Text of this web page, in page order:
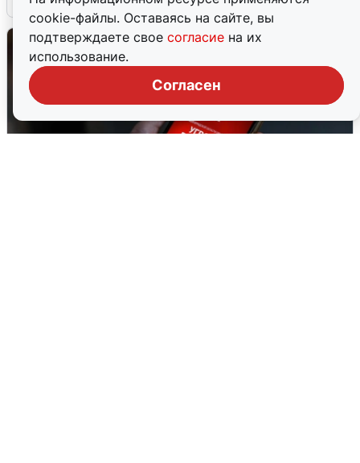
cookie-файлы. Оставаясь на сайте, вы
подтверждаете свое согласие на их
использование.
Согласен